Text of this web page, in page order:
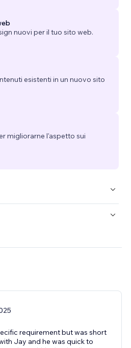
nuovi per il tuo sito web.
esistenti in un nuovo sito
migliorarne l'aspetto sui
requirement but was short
Jay and he was quick to